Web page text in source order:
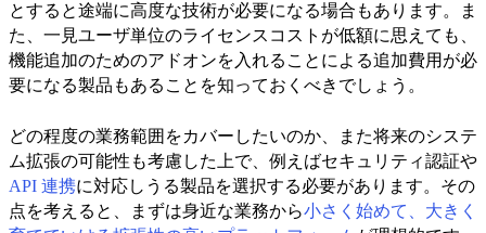
とすると途端に高度な技術が必要になる場合もあります。ま
た、一見ユーザ単位のライセンスコストが低額に思えても、
機能追加のためのアドオンを入れることによる追加費用が必
要になる製品もあることを知っておくべきでしょう。
どの程度の業務範囲をカバーしたいのか、また将来のシステ
ム拡張の可能性も考慮した上で、例えばセキュリティ認証や
API 連携に対応しうる製品を選択する必要があります。その
点を考えると、まずは身近な業務から小さく始めて、大きく